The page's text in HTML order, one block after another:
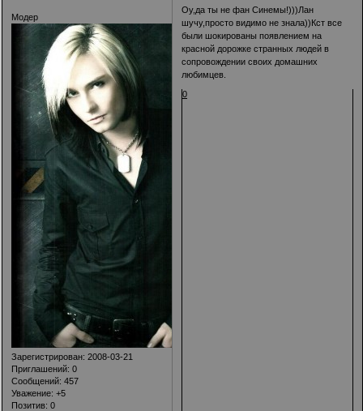
Модер
Зарегистрирован: 2008-03-21
Приглашений: 0
Сообщений: 457
Уважение: +5
Позитив: 0
Оу,да ты не фан Синемы!)))Лан
шучу,просто видимо не знала))Кст все
были шокированы появлением на
красной дорожке странных людей в
сопровождении своих домашних
любимцев.
0